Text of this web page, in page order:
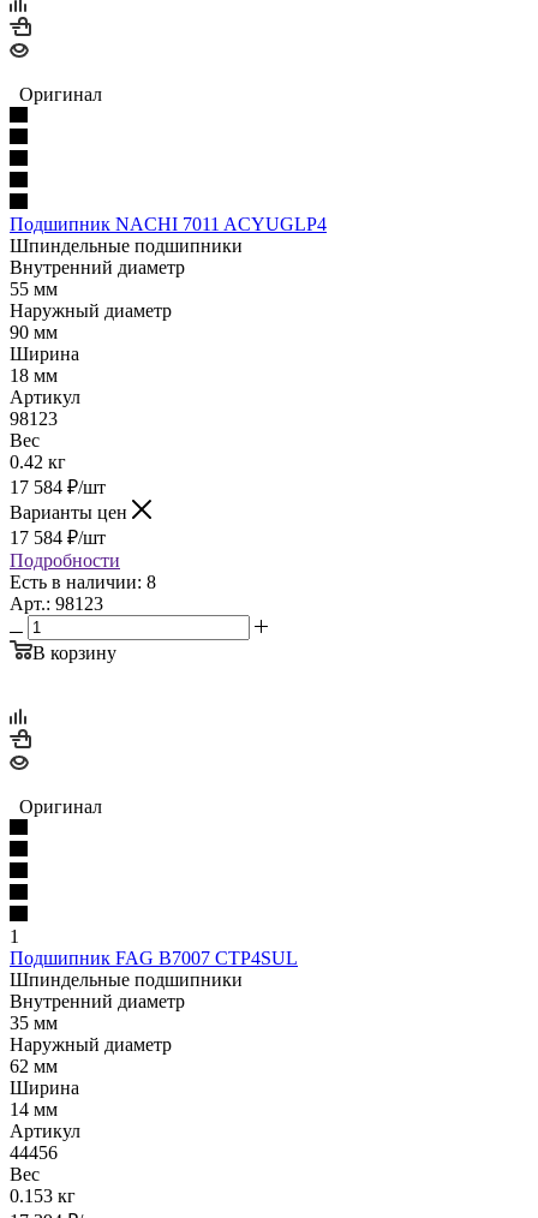
Оригинал
Подшипник NACHI 7011 ACYUGLP4
Шпиндельные подшипники
Внутренний диаметр
55 мм
Наружный диаметр
90 мм
Ширина
18 мм
Артикул
98123
Вес
0.42 кг
17 584 ₽/шт
Варианты цен
17 584 ₽/шт
Подробности
Есть в наличии: 8
Арт.: 98123
В корзину
Оригинал
1
Подшипник FAG B7007 CTP4SUL
Шпиндельные подшипники
Внутренний диаметр
35 мм
Наружный диаметр
62 мм
Ширина
14 мм
Артикул
44456
Вес
0.153 кг